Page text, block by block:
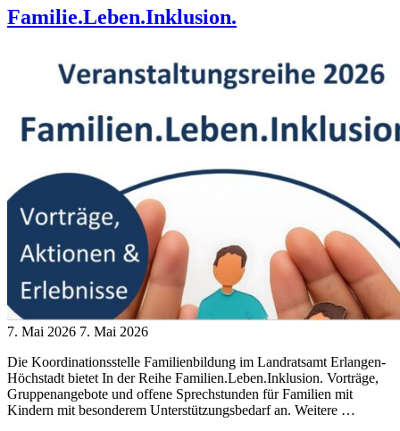
für
Eltern:
knallen
fliegen:
Konflikte
im
Familienalltag"
Familie.Leben.Inklusion.
7. Mai 2026 7. Mai 2026
Die Koordinationsstelle Familienbildung im Landratsamt Erlangen-
Höchstadt bietet In der Reihe Familien.Leben.Inklusion. Vorträge,
Gruppenangebote und offene Sprechstunden für Familien mit
Kindern mit besonderem Unterstützungsbedarf an. Weitere …